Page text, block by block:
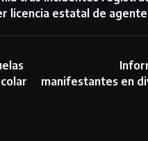
licencia estatal de
manifestantes en